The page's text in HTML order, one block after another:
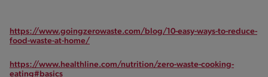
https://www.goingzerowaste.com/blog/10-easy-ways-to-reduce-
food-waste-at-home/
https://www.healthline.com/nutrition/zero-waste-cooking-
eating#basics